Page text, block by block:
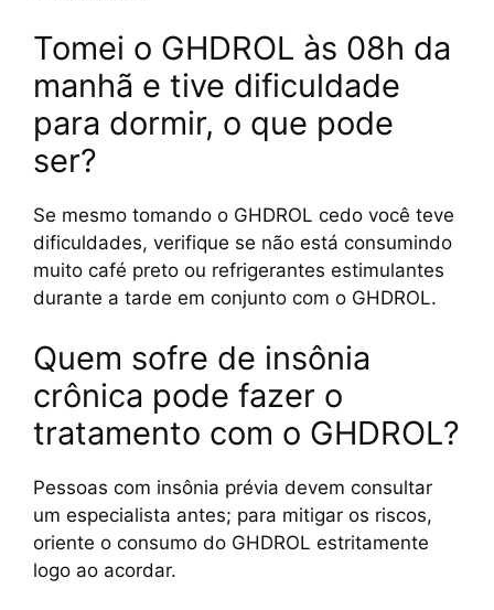
Tomei o GHDROL às 08h da
manhã e tive dificuldade
para dormir, o que pode
ser?
Se mesmo tomando o GHDROL cedo você teve
dificuldades, verifique se não está consumindo
muito café preto ou refrigerantes estimulantes
durante a tarde em conjunto com o GHDROL.
Quem sofre de insônia
crônica pode fazer o
tratamento com o GHDROL?
Pessoas com insônia prévia devem consultar
um especialista antes; para mitigar os riscos,
oriente o consumo do GHDROL estritamente
logo ao acordar.